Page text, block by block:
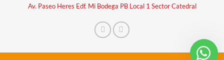
Av. Paseo Heres Edf. Mi Bodega PB Local 1 Sector Catedral